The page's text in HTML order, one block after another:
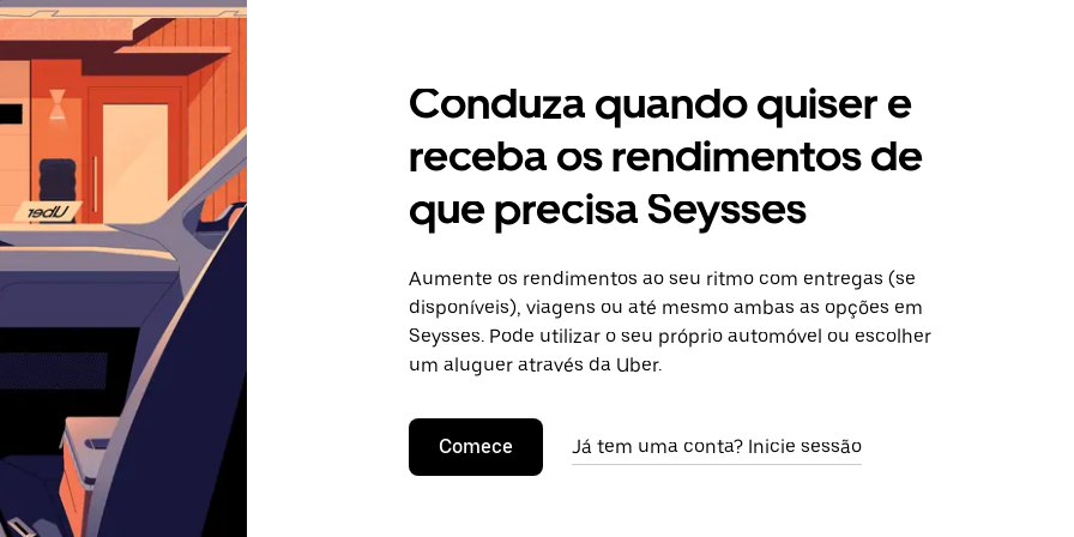
Conduza quando quiser e
receba os rendimentos de
que precisa Seysses
Aumente os rendimentos ao seu ritmo com entregas (se
disponíveis), viagens ou até mesmo ambas as opções em
Seysses. Pode utilizar o seu próprio automóvel ou escolher
um aluguer através da Uber.
Comece Já tem uma conta? Inicie sessão